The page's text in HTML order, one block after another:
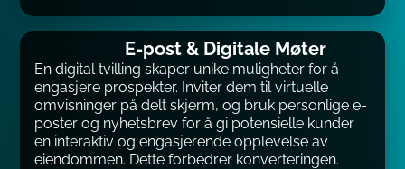
E-post & Digitale Møter
En digital tvilling skaper unike muligheter for å
engasjere prospekter. Inviter dem til virtuelle
omvisninger på delt skjerm, og bruk personlige e-
poster og nyhetsbrev for å gi potensielle kunder
en interaktiv og engasjerende opplevelse av
eiendommen. Dette forbedrer konverteringen.